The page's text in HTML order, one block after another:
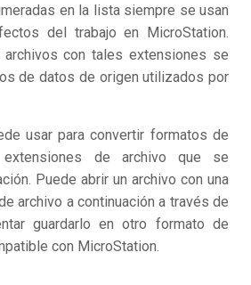
en la lista siempre se usan
del trabajo en MicroStation.
con tales extensiones se
de datos de origen utilizados por
usar para convertir formatos de
de archivo que se
Puede abrir un archivo con una
archivo a continuación a través de
guardarlo en otro formato de
con MicroStation.